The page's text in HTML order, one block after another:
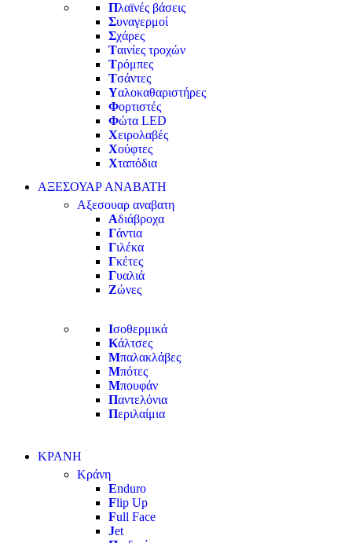
Πλαϊνές βάσεις
Συναγερμοί
Σχάρες
Ταινίες τροχών
Τρόμπες
Τσάντες
Υαλοκαθαριστήρες
Φορτιστές
Φώτα LED
Χειρολαβές
Χούφτες
Χταπόδια
ΑΞΕΣΟΥΑΡ ΑΝΑΒΑΤΗ
Αξεσουαρ αναβατη
Αδιάβροχα
Γάντια
Γιλέκα
Γκέτες
Γυαλιά
Ζώνες
Ισοθερμικά
Κάλτσες
Μπαλακλάβες
Μπότες
Μπουφάν
Παντελόνια
Περιλαίμια
ΚΡΑΝΗ
Κράνη
Enduro
Flip Up
Full Face
Jet